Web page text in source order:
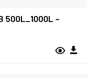
500L_1000L –